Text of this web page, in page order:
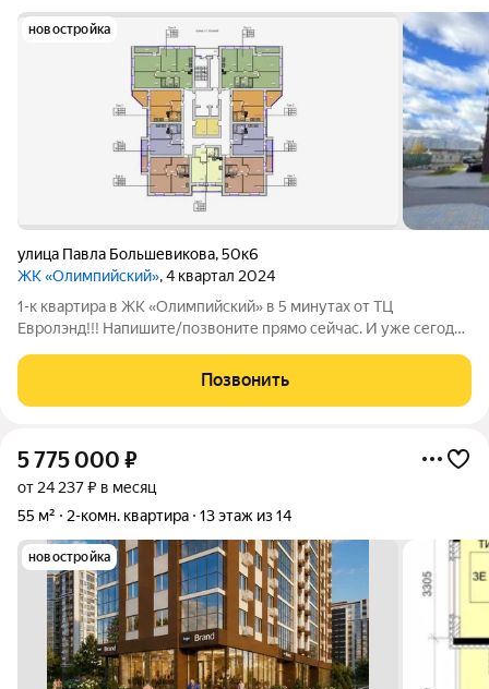
новостройка
улица Павла Большевикова,50к6
ЖК «Олимпийский», 4 квартал 2024
1-к квартира в ЖК «Олимпийский» в 5 минутах от ТЦ
Евролэнд!!! Напишите/позвоните прямо сейчас. И уже сегодня
объекта: Адрес: г. Иваново, улица Павла Большевикова, 50к6 -
Количество комнат: 1 -
Позвонить
5 775 000 ₽
от 24 237 ₽ в месяц
55 м²
2-комн. квартира 13 этаж из 14
новостройка